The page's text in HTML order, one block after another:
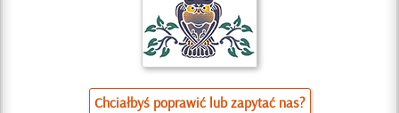
Chciałbyś poprawić lub zapytać nas?